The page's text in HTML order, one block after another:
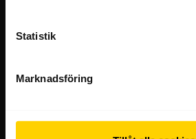
Statistik
Marknadsföring